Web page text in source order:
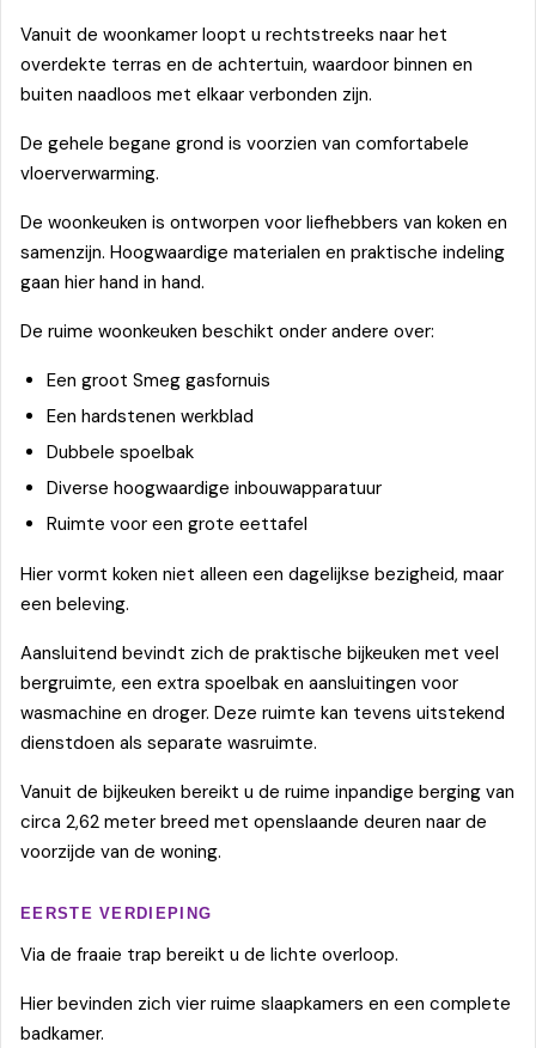
Vanuit de woonkamer loopt u rechtstreeks naar het
overdekte terras en de achtertuin, waardoor binnen en
buiten naadloos met elkaar verbonden zijn.
De gehele begane grond is voorzien van comfortabele
vloerverwarming.
De woonkeuken is ontworpen voor liefhebbers van koken en
samenzijn. Hoogwaardige materialen en praktische indeling
gaan hier hand in hand.
De ruime woonkeuken beschikt onder andere over:
Een groot Smeg gasfornuis
Een hardstenen werkblad
Dubbele spoelbak
Diverse hoogwaardige inbouwapparatuur
Ruimte voor een grote eettafel
Hier vormt koken niet alleen een dagelijkse bezigheid, maar
een beleving.
Aansluitend bevindt zich de praktische bijkeuken met veel
bergruimte, een extra spoelbak en aansluitingen voor
wasmachine en droger. Deze ruimte kan tevens uitstekend
dienstdoen als separate wasruimte.
Vanuit de bijkeuken bereikt u de ruime inpandige berging van
circa 2,62 meter breed met openslaande deuren naar de
voorzijde van de woning.
EERSTE VERDIEPING
Via de fraaie trap bereikt u de lichte overloop.
Hier bevinden zich vier ruime slaapkamers en een complete
badkamer.